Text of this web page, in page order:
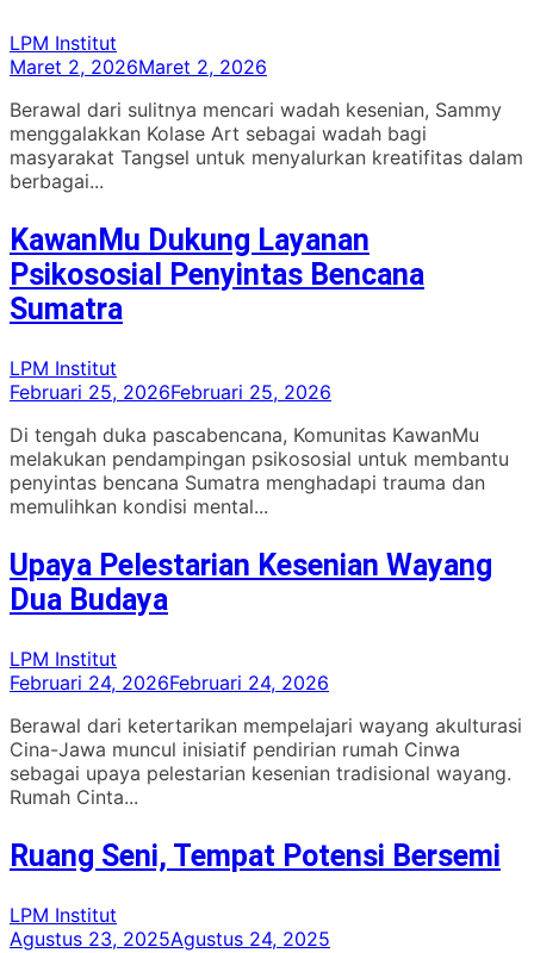
LPM Institut
Maret 2, 2026Maret 2, 2026
Berawal dari sulitnya mencari wadah kesenian, Sammy
menggalakkan Kolase Art sebagai wadah bagi
masyarakat Tangsel untuk menyalurkan kreatifitas dalam
berbagai...
KawanMu Dukung Layanan
Psikososial Penyintas Bencana
Sumatra
LPM Institut
Februari 25, 2026Februari 25, 2026
Di tengah duka pascabencana, Komunitas KawanMu
melakukan pendampingan psikososial untuk membantu
penyintas bencana Sumatra menghadapi trauma dan
memulihkan kondisi mental...
Upaya Pelestarian Kesenian Wayang
Dua Budaya
LPM Institut
Februari 24, 2026Februari 24, 2026
Berawal dari ketertarikan mempelajari wayang akulturasi
Cina-Jawa muncul inisiatif pendirian rumah Cinwa
sebagai upaya pelestarian kesenian tradisional wayang.
Rumah Cinta...
Ruang Seni, Tempat Potensi Bersemi
LPM Institut
Agustus 23, 2025Agustus 24, 2025